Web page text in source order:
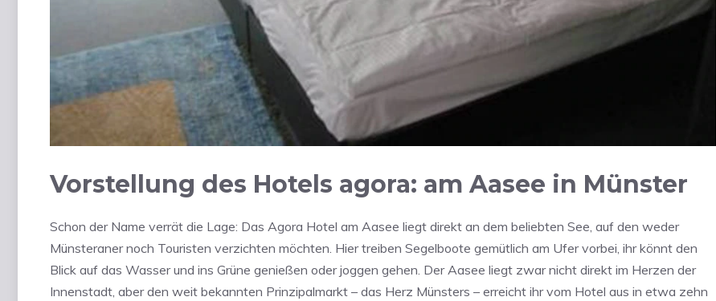
Vorstellung des Hotels agora: am Aasee in Münster
Schon der Name verrät die Lage: Das Agora Hotel am Aasee liegt direkt an dem beliebten See, auf den weder
Münsteraner noch Touristen verzichten möchten. Hier treiben Segelboote gemütlich am Ufer vorbei, ihr könnt den
Blick auf das Wasser und ins Grüne genießen oder joggen gehen. Der Aasee liegt zwar nicht direkt im Herzen der
Innenstadt, aber den weit bekannten Prinzipalmarkt – das Herz Münsters – erreicht ihr vom Hotel aus in etwa zehn